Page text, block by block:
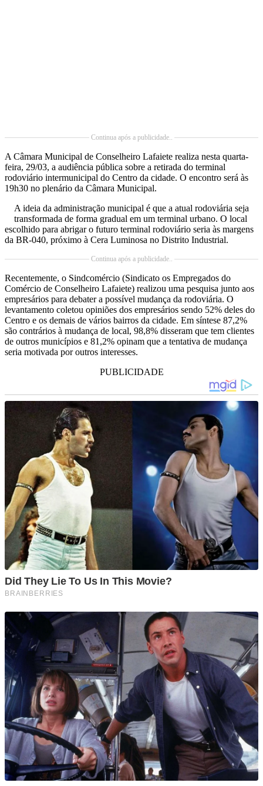
Continua após a publicidade..
A Câmara Municipal de Conselheiro Lafaiete realiza nesta quarta-
feira, 29/03, a audiência pública sobre a retirada do terminal
rodoviário intermunicipal do Centro da cidade. O encontro será às
19h30 no plenário da Câmara Municipal.
A ideia da administração municipal é que a atual rodoviária seja
transformada de forma gradual em um terminal urbano. O local
escolhido para abrigar o futuro terminal rodoviário seria às margens
da BR-040, próximo à Cera Luminosa no Distrito Industrial.
Continua após a publicidade..
Recentemente, o Sindcomércio (Sindicato os Empregados do
Comércio de Conselheiro Lafaiete) realizou uma pesquisa junto aos
empresários para debater a possível mudança da rodoviária. O
levantamento coletou opiniões dos empresários sendo 52% deles do
Centro e os demais de vários bairros da cidade. Em síntese 87,2%
são contrários à mudança de local, 98,8% disseram que tem clientes
de outros municípios e 81,2% opinam que a tentativa de mudança
seria motivada por outros interesses.
PUBLICIDADE